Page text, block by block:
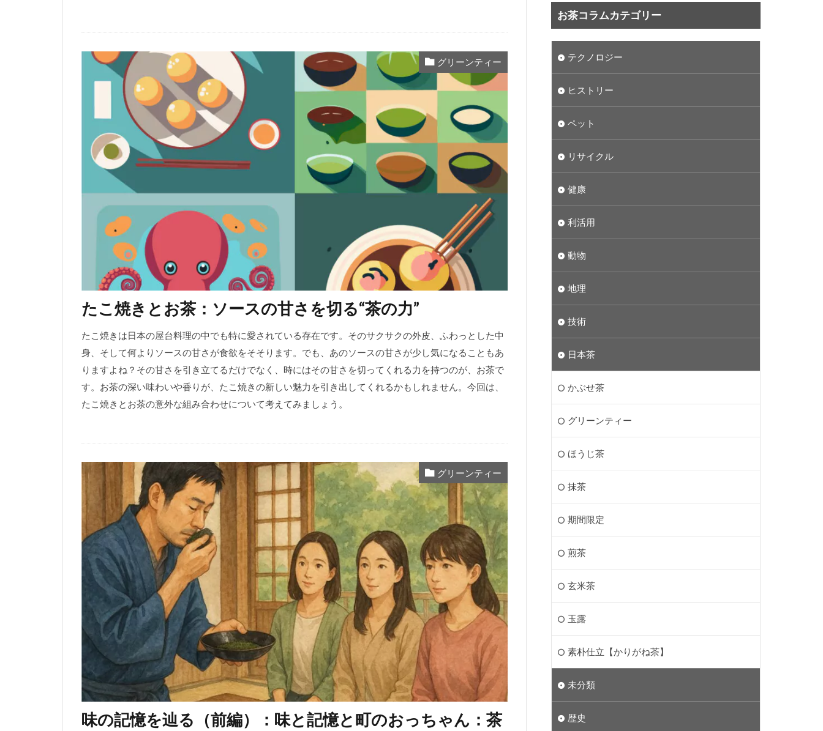
グリーンティー
たこ焼きとお茶：ソースの甘さを切る“茶の力”
たこ焼きは日本の屋台料理の中でも特に愛されている存在です。そのサクサクの外皮、ふわっとした中
身、そして何よりソースの甘さが食欲をそそります。でも、あのソースの甘さが少し気になることもあ
りますよね？その甘さを引き立てるだけでなく、時にはその甘さを切ってくれる力を持つのが、お茶で
す。お茶の深い味わいや香りが、たこ焼きの新しい魅力を引き出してくれるかもしれません。今回は、
たこ焼きとお茶の意外な組み合わせについて考えてみましょう。
グリーンティー
味の記憶を辿る（前編）：味と記憶と町のおっちゃん：茶
お茶コラムカテゴリー
テクノロジー
ヒストリー
ペット
リサイクル
健康
利活用
動物
地理
技術
日本茶
かぶせ茶
グリーンティー
ほうじ茶
抹茶
期間限定
煎茶
玄米茶
玉露
素朴仕立【かりがね茶】
未分類
歴史